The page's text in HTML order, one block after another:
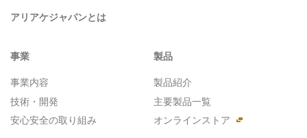
アリアケジャパンとは
事業
事業内容
技術・開発
安心安全の取り組み
製品
製品紹介
主要製品一覧
オンラインストア